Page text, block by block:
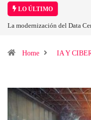
LO ÚLTIMO
un cambio en el Los
Home IA Y